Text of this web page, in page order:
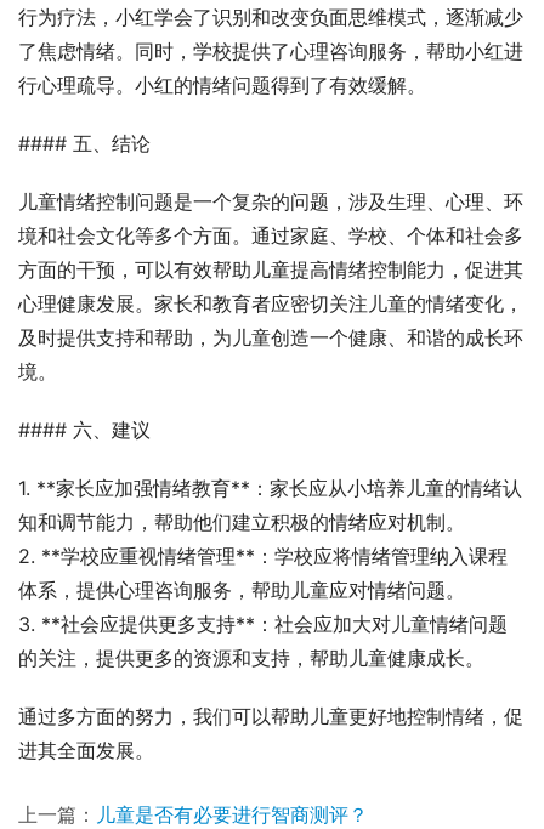
行为疗法，小红学会了识别和改变负面思维模式，逐渐减少
了焦虑情绪。同时，学校提供了心理咨询服务，帮助小红进
行心理疏导。小红的情绪问题得到了有效缓解。
#### 五、结论
儿童情绪控制问题是一个复杂的问题，涉及生理、心理、环
境和社会文化等多个方面。通过家庭、学校、个体和社会多
方面的干预，可以有效帮助儿童提高情绪控制能力，促进其
心理健康发展。家长和教育者应密切关注儿童的情绪变化，
及时提供支持和帮助，为儿童创造一个健康、和谐的成长环
境。
#### 六、建议
1. **家长应加强情绪教育**：家长应从小培养儿童的情绪认
知和调节能力，帮助他们建立积极的情绪应对机制。
2. **学校应重视情绪管理**：学校应将情绪管理纳入课程
体系，提供心理咨询服务，帮助儿童应对情绪问题。
3. **社会应提供更多支持**：社会应加大对儿童情绪问题
的关注，提供更多的资源和支持，帮助儿童健康成长。
通过多方面的努力，我们可以帮助儿童更好地控制情绪，促
进其全面发展。
上一篇： 儿童是否有必要进行智商测评？